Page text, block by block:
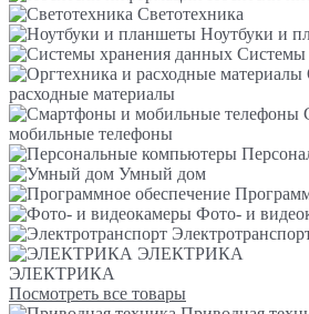
Светотехника
Ноутбуки и
Системы
расходные материалы
мобильные телефоны
Умный дом
Фото- и
ЭЛЕКТРИКА
ЭЛЕКТРИКА
Посмотреть все товары